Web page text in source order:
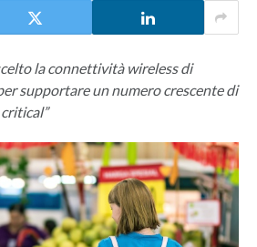
la connettività wireless di
supportare un numero crescente di